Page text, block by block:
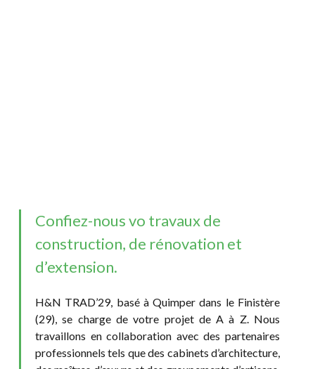
Confiez-nous vo travaux de
construction, de rénovation et
d’extension.
H&N TRAD’29, basé à Quimper dans le Finistère
(29), se charge de votre projet de A à Z. Nous
travaillons en collaboration avec des partenaires
professionnels tels que des cabinets d’architecture,